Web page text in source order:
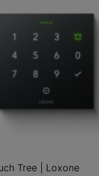
Tree | Loxone